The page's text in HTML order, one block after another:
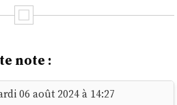
note :
06 août 2024 à 14:27